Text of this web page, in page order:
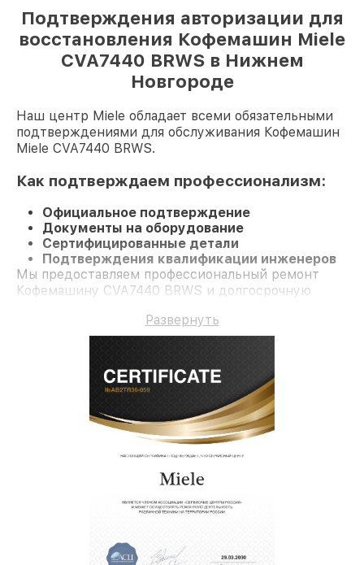
Подтверждения авторизации для
восстановления Кофемашин Miele
CVA7440 BRWS в Нижнем
Новгороде
Наш центр Miele обладает всеми обязательными
подтверждениями для обслуживания Кофемашин
Miele CVA7440 BRWS.
Как подтверждаем профессионализм:
Официальное подтверждение
Документы на оборудование
Сертифицированные детали
Подтверждения квалификации инженеров
Мы предоставляем профессиональный ремонт
Кофемашину CVA7440 BRWS и долгосрочную
Развернуть